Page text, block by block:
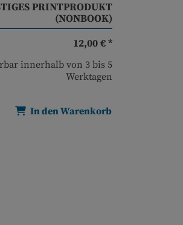
PRINTPRODUKT
(NONBOOK)
12,00 € *
innerhalb von 3 bis 5
Werktagen
In den Warenkorb